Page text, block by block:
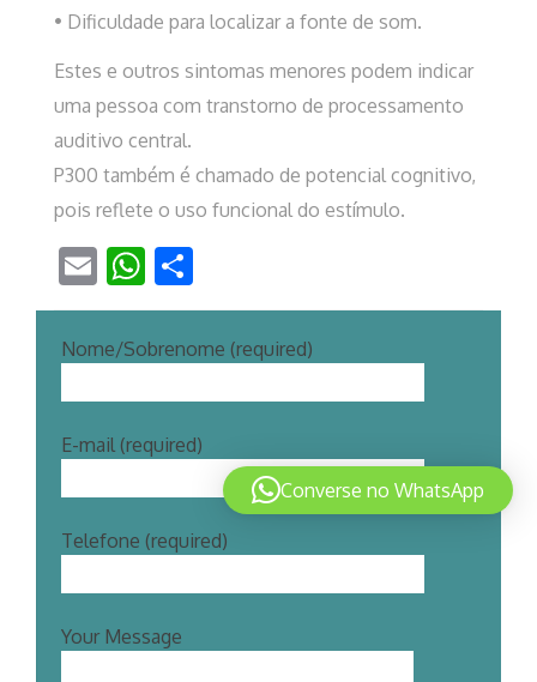
• Dificuldade para localizar a fonte de som.
Estes e outros sintomas menores podem indicar
uma pessoa com transtorno de processamento
auditivo central.
P300 também é chamado de potencial cognitivo,
pois reflete o uso funcional do estímulo.
Email WhatsApp
Nome/Sobrenome (required)
E-mail (required)
Telefone (required)
Your Message
Converse no WhatsApp